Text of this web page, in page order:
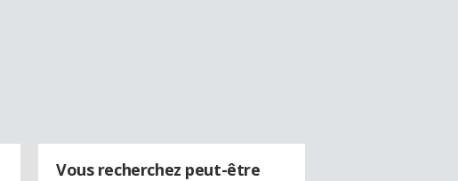
Vous recherchez peut-être